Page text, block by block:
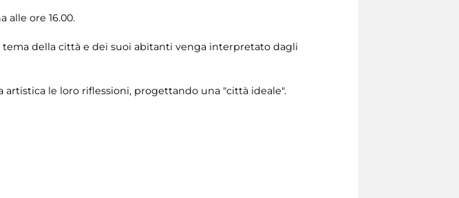
alle ore 16.00.
tema della città e dei suoi abitanti venga interpretato dagli
le loro riflessioni, progettando una "città ideale".